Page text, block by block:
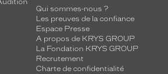
Qui sommes-nous ?
Les preuves de la confiance
Espace Presse
A propos de KRYS GROUP
La Fondation KRYS GROUP
Recrutement
Charte de confidentialité